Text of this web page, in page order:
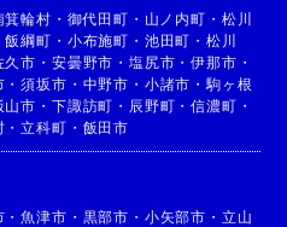
箕輪村 ・ 御代田町 ・ 山ノ内町 ・ 松川
飯綱町 ・ 小布施町 ・ 池田町 ・ 松川
久市 ・ 安曇野市 ・ 塩尻市 ・伊那市 ・
・須坂市 ・ 中野市 ・ 小諸市 ・ 駒ヶ根
山市 ・ 下諏訪町 ・ 辰野町 ・信濃町 ・
・立科町 ・ 飯田市
・魚津市 ・ 黒部市 ・ 小矢部市 ・ 立山